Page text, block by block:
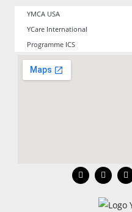
YMCA USA
YCare International
Programme ICS